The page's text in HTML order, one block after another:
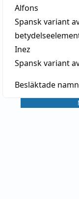
Alfons
Spansk variant
Inez
Spansk variant
Besläktade